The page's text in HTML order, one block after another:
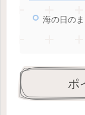
海の日の
ポ